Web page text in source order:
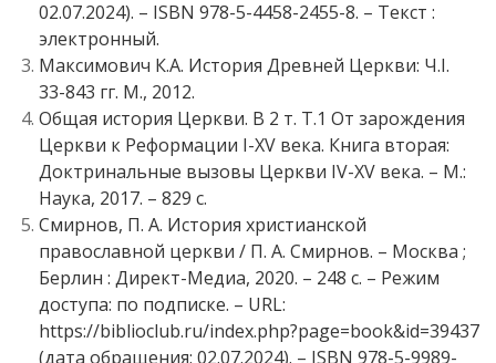
02.07.2024). – ISBN 978-5-4458-2455-8. – Текст :
электронный.
Максимович К.А. История Древней Церкви: Ч.I.
33-843 гг. М., 2012.
Общая история Церкви. В 2 т. Т.1 От зарождения
Церкви к Реформации I-XV века. Книга вторая:
Доктринальные вызовы Церкви IV-XV века. – М.:
Наука, 2017. – 829 с.
Смирнов, П. А. История христианской
православной церкви / П. А. Смирнов. – Москва ;
Берлин : Директ-Медиа, 2020. – 248 с. – Режим
доступа: по подписке. – URL:
https://biblioclub.ru/index.php?page=book&id=39437
(дата обращения: 02.07.2024). – ISBN 978-5-9989-